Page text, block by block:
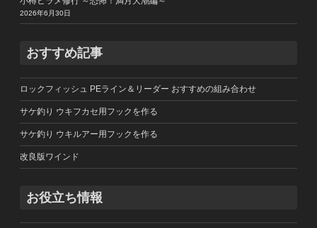
2026年6月30日
おすすめ記事
ロックフィッシュ PEライン＆リーダー おすすめの組み合わせ
サケ釣り ウキフカセ用フックを作る
サケ釣り ウキルアー用フックを作る
改良版ワインド
お役立ち情報